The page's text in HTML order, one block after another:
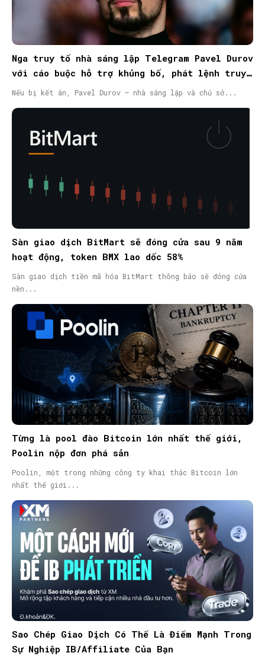
Nga truy tố nhà sáng lập Telegram Pavel Durov
với cáo buộc hỗ trợ khủng bố, phát lệnh truy
nã quốc tế
Nếu bị kết án, Pavel Durov – nhà sáng lập và chủ sở...
Sàn giao dịch BitMart sẽ đóng cửa sau 9 năm
hoạt động, token BMX lao dốc 58%
Sàn giao dịch tiền mã hóa BitMart thông báo sẽ đóng cửa
nền...
Từng là pool đào Bitcoin lớn nhất thế giới,
Poolin nộp đơn phá sản
Poolin, một trong những công ty khai thác Bitcoin lớn
nhất thế giới...
Sao Chép Giao Dịch Có Thể Là Điểm Mạnh Trong
Sự Nghiệp IB/Affiliate Của Bạn